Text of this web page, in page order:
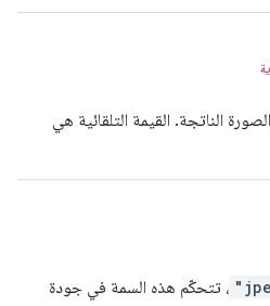
الناتجة. القيمة التلقائية هي
، تتحكّم هذه السمة في جودة